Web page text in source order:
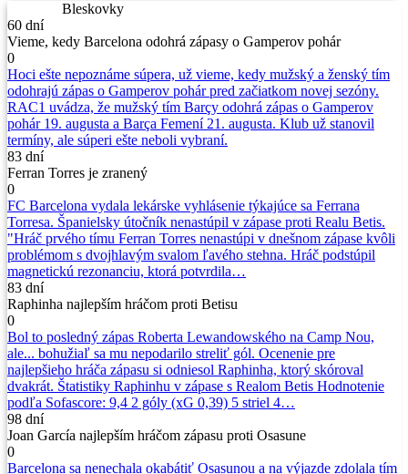
Bleskovky
60 dní
Vieme, kedy Barcelona odohrá zápasy o Gamperov pohár
0
Hoci ešte nepoznáme súpera, už vieme, kedy mužský a ženský tím
odohrajú zápas o Gamperov pohár pred začiatkom novej sezóny.
RAC1 uvádza, že mužský tím Barçy odohrá zápas o Gamperov
pohár 19. augusta a Barça Femení 21. augusta. Klub už stanovil
termíny, ale súperi ešte neboli vybraní.
83 dní
Ferran Torres je zranený
0
FC Barcelona vydala lekárske vyhlásenie týkajúce sa Ferrana
Torresa. Španielsky útočník nenastúpil v zápase proti Realu Betis.
"Hráč prvého tímu Ferran Torres nenastúpi v dnešnom zápase kvôli
problémom s dvojhlavým svalom ľavého stehna. Hráč podstúpil
magnetickú rezonanciu, ktorá potvrdila…
83 dní
Raphinha najlepším hráčom proti Betisu
0
Bol to posledný zápas Roberta Lewandowského na Camp Nou,
ale... bohužiaľ sa mu nepodarilo streliť gól. Ocenenie pre
najlepšieho hráča zápasu si odniesol Raphinha, ktorý skóroval
dvakrát. Štatistiky Raphinhu v zápase s Realom Betis Hodnotenie
podľa Sofascore: 9,4 2 góly (xG 0,39) 5 striel 4…
98 dní
Joan García najlepším hráčom zápasu proti Osasune
0
Barcelona sa nenechala okabátiť Osasunou a na výjazde zdolala tím